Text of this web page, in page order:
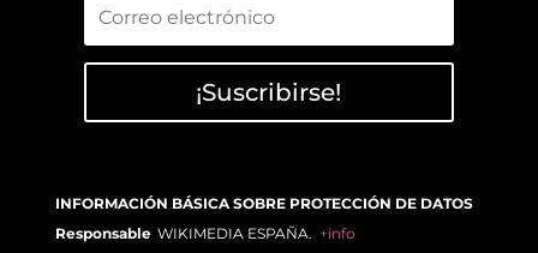
¡Suscribirse!
INFORMACIÓN BÁSICA SOBRE PROTECCIÓN DE DATOS
Responsable WIKIMEDIA ESPAÑA. +info